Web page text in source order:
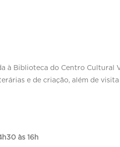
à Biblioteca do Centro Cultural
e de criação, além de
às 16h